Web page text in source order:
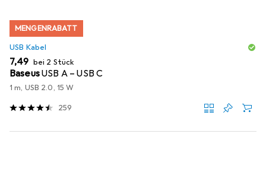
MENGENRABATT
USB Kabel
EUR
7,49 bei 2 Stück
BaseusUSB A – USB C
1 m, USB 2.0, 15 W
259